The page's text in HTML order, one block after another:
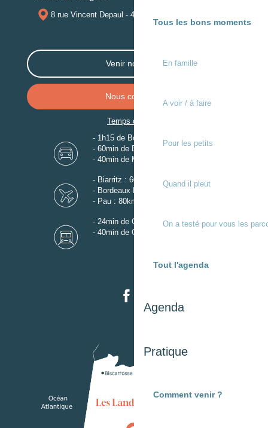
Tous les bons moments
En famille
A voir / à faire
Pour les petits
Quand il pleut
On a testé pour vous les
Tout l'agenda
Agenda
Pratique
Comment venir ?
8 rue Vincent Depaul - 40250 MUGRON
Venir nous voir
Nous contacter
Temps de trajet
- 1h15 de Bordeaux
- 60min de Biarritz
- 40min de Mont-de-Marsan
- Biarritz : 60km
- Bordeaux Mérignac : 110km
- Pau : 80km
- 24min de Gare de Dax
- 40min de Gare de Mont-de-Marsan